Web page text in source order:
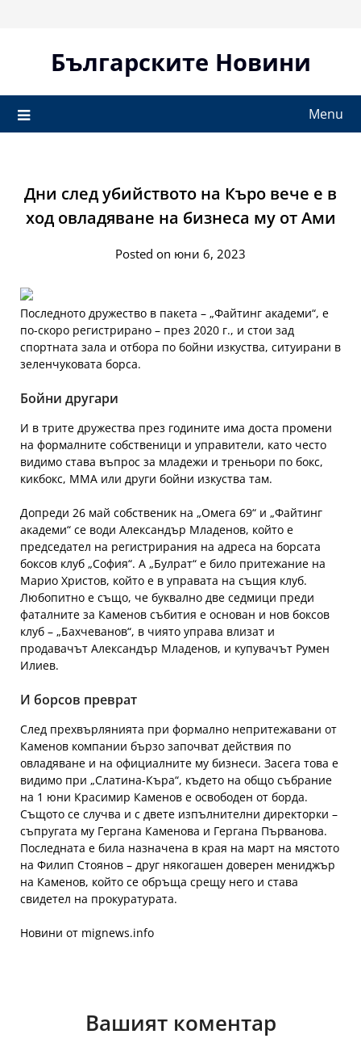
Българските Новини
Menu
Дни след убийството на Къро вече е в
ход овладяване на бизнеса му от Ами
Posted on юни 6, 2023
Последното дружество в пакета – „Файтинг академи“, е
по-скоро регистрирано – през 2020 г., и стои зад
спортната зала и отбора по бойни изкуства, ситуирани в
зеленчуковата борса.
Бойни другари
И в трите дружества през годините има доста промени
на формалните собственици и управители, като често
видимо става въпрос за младежи и треньори по бокс,
кикбокс, ММА или други бойни изкуства там.
Допреди 26 май собственик на „Омега 69“ и „Файтинг
академи“ се води Александър Младенов, който е
председател на регистрирания на адреса на борсата
боксов клуб „София“. А „Булрат“ е било притежание на
Марио Христов, който е в управата на същия клуб.
Любопитно е също, че буквално две седмици преди
фаталните за Каменов събития е основан и нов боксов
клуб – „Бахчеванов“, в чиято управа влизат и
продавачът Александър Младенов, и купувачът Румен
Илиев.
И борсов преврат
След прехвърлянията при формално непритежавани от
Каменов компании бързо започват действия по
овладяване и на официалните му бизнеси. Засега това е
видимо при „Слатина-Къра“, където на общо събрание
на 1 юни Красимир Каменов е освободен от борда.
Същото се случва и с двете изпълнителни директорки –
съпругата му Гергана Каменова и Гергана Първанова.
Последната е била назначена в края на март на мястото
на Филип Стоянов – друг някогашен доверен мениджър
на Каменов, който се обръща срещу него и става
свидетел на прокуратурата.
Новини от mignews.info
Вашият коментар